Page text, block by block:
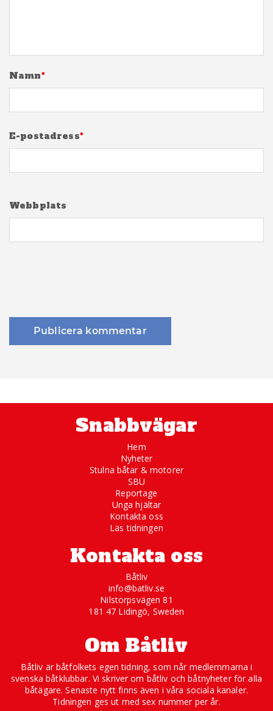
Namn*
E-postadress*
Webbplats
Snabbvägar
Hem
Nyheter
Stulna båtar & motorer
SBU
Reportage
Unga hjältar
Kontakta oss
Läs tidningen
Kontakta oss
Båtliv
info@batliv.se
Nilstorpsvägen 81
181 47 Lidingö, Sweden
Om Båtliv
Båtliv är båtfolkets egen tidning, som når medlemmarna i
svenska båtklubbar. Vi skriver om båtliv och båtnyheter för alla
båtägare. Senaste nytt finns även i våra sociala kanaler.
Tidningen ges ut med sex nummer per år.